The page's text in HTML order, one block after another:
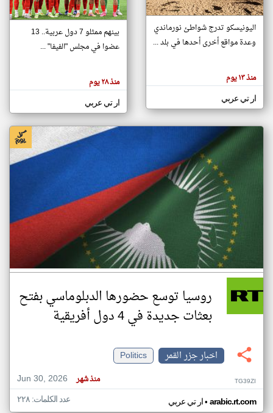
تغيير الدولة
اخبار جزر القمر على مدار الساعة
أهم اخبار جزر القمر العاجلة والمباشرة
هنا عن
وجهة
كاتبيها.
اليونيسكو تدرج شواطئ نورماندي
وعدة مواقع أخرى أحدها في بلد ...
منذ ١٣ يوم
ار تي عربي
بينهم ممثلو 7 دول عربية.. 13
عضوا في مجلس "الفيفا" ...
منذ ٢٨ يوم
ار تي عربي
روسيا توسع حضورها الدبلوماسي بفتح
بعثات جديدة في 4 دول أفريقية
اخبار جزر القمر
Politics
Jun 30, 2026
منذ شهر TG39ZI
ار تي عربي• arabic.rt.com عدد الكلمات: ٢٢٨
klyoum.com